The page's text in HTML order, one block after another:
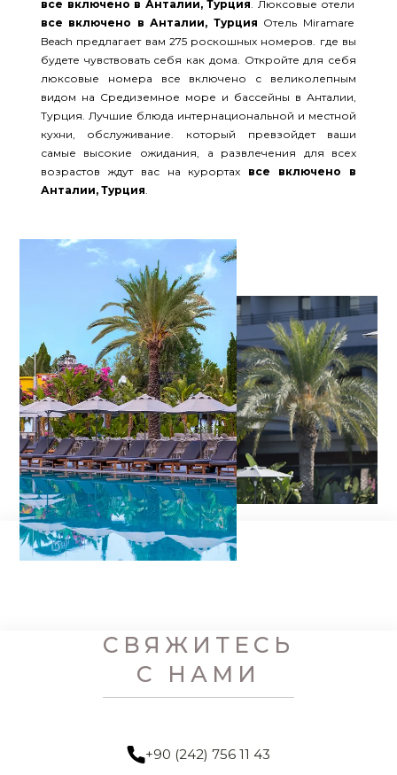
все включено в Анталии, Турция . Люксовые отели
все включено в Анталии, Турция Отель Miramare
Beach предлагает вам 275 роскошных номеров. где вы
будете чувствовать себя как дома. Откройте для себя
люксовые номера все включено с великолепным
видом на Средиземное море и бассейны в Анталии,
Турция. Лучшие блюда интернациональной и местной
кухни, обслуживание. который превзойдет ваши
самые высокие ожидания, а развлечения для всех
возрастов ждут вас на курортах все включено в
Анталии, Турция
СВЯЖИТЕСЬ
С НАМИ
+90 (242) 756 11 43